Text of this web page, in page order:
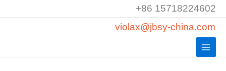
+86 15718224602
violax@jbsy-china.com